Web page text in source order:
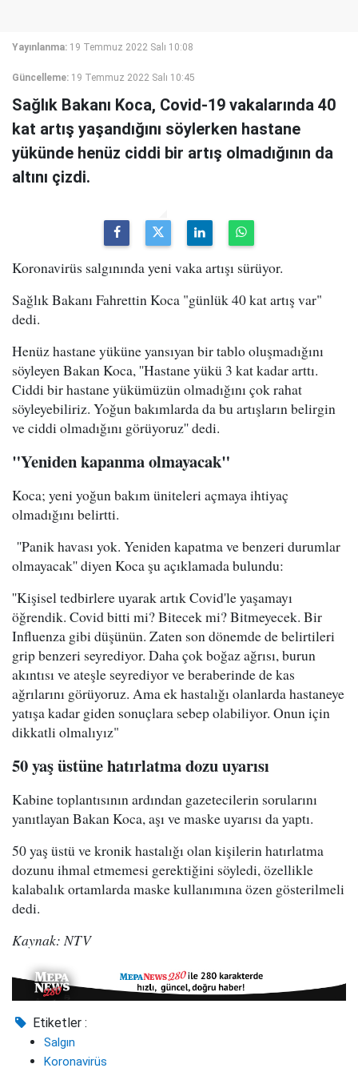
Yayınlanma: 19 Temmuz 2022 Salı 10:08
Güncelleme: 19 Temmuz 2022 Salı 10:45
Sağlık Bakanı Koca, Covid-19 vakalarında 40
kat artış yaşandığını söylerken hastane
yükünde henüz ciddi bir artış olmadığının da
altını çizdi.
Koronavirüs salgınında yeni vaka artışı sürüyor.
Sağlık Bakanı Fahrettin Koca "günlük 40 kat artış var"
dedi.
Henüz hastane yüküne yansıyan bir tablo oluşmadığını
söyleyen Bakan Koca, ''Hastane yükü 3 kat kadar arttı.
Ciddi bir hastane yükümüzün olmadığını çok rahat
söyleyebiliriz. Yoğun bakımlarda da bu artışların belirgin
ve ciddi olmadığını görüyoruz'' dedi.
"Yeniden kapanma olmayacak"
Koca; yeni yoğun bakım üniteleri açmaya ihtiyaç
olmadığını belirtti.
''Panik havası yok. Yeniden kapatma ve benzeri durumlar
olmayacak'' diyen Koca şu açıklamada bulundu:
''Kişisel tedbirlere uyarak artık Covid'le yaşamayı
öğrendik. Covid bitti mi? Bitecek mi? Bitmeyecek. Bir
Influenza gibi düşünün. Zaten son dönemde de belirtileri
grip benzeri seyrediyor. Daha çok boğaz ağrısı, burun
akıntısı ve ateşle seyrediyor ve beraberinde de kas
ağrılarını görüyoruz. Ama ek hastalığı olanlarda hastaneye
yatışa kadar giden sonuçlara sebep olabiliyor. Onun için
dikkatli olmalıyız"
50 yaş üstüne hatırlatma dozu uyarısı
Kabine toplantısının ardından gazetecilerin sorularını
yanıtlayan Bakan Koca, aşı ve maske uyarısı da yaptı.
50 yaş üstü ve kronik hastalığı olan kişilerin hatırlatma
dozunu ihmal etmemesi gerektiğini söyledi, özellikle
kalabalık ortamlarda maske kullanımına özen gösterilmeli
dedi.
Kaynak: NTV
Etiketler :
Salgın
Koronavirüs